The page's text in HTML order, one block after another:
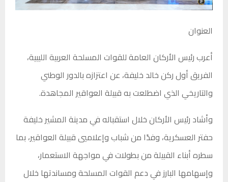
العنوان
أعرب رئيس الأركان العامة للقوات المسلحة العربية الليبية،
الفريق أول ركن خالد خليفة، عن اعتزازه بالدور الوطني
والتاريخي الذي اضطلعت به قبيلة العواقير المجاهدة.
وأشاد رئيس الأركان خلال استقباله في مدينة المشير خليفة
حفتر العسكرية، وفدًا من شباب وإعلاميي قبيلة العواقير، بما
سطره أبناء القبيلة من بطولات في مواجهة الاستعمار،
وإسهامها البارز في دعم القوات المسلحة ومساندتها خلال